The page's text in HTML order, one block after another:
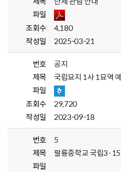
파일
조회수
4,180
작성일
2025-03-21
번호
공지
제목
국립묘지 1사 1묘역
파일
조회수
29,720
작성일
2023-09-18
번호
5
제목
팔룡중학교 국립
파일